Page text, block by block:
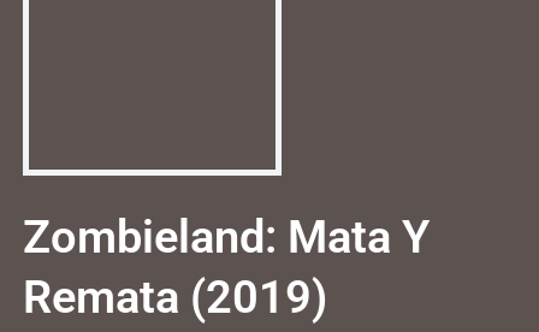
Zombieland: Mata Y
Remata (2019)